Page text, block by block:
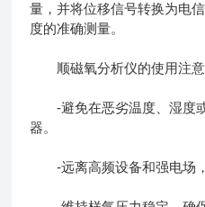
量，并将位移信号转换为电
度的准确测量。
顺磁氧分析仪的使用注意
-避免在恶劣温度、湿度
器。
-远离高频设备和强电场，